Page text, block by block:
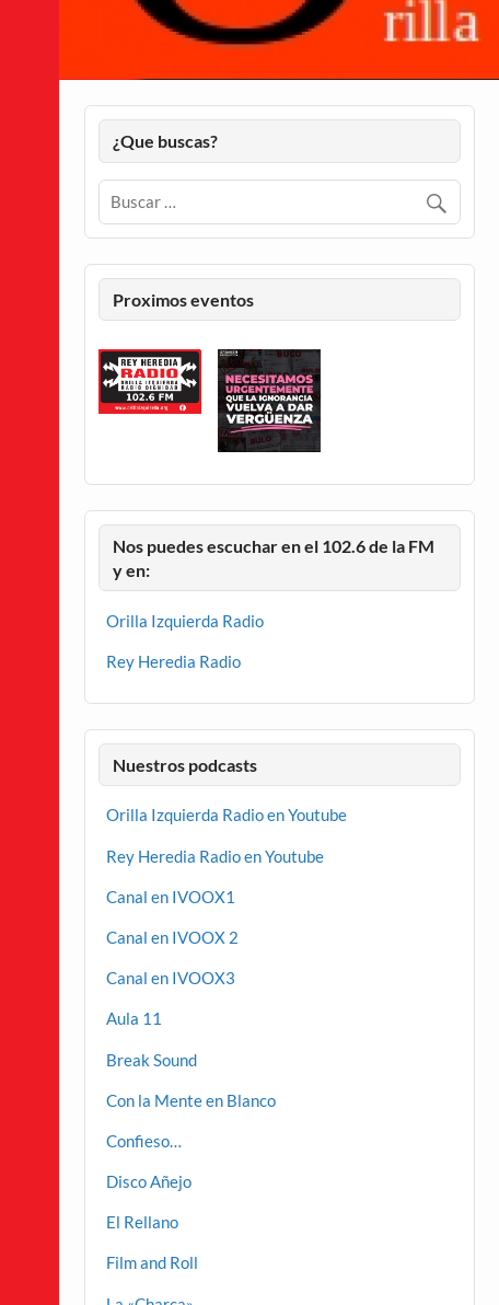
¿Que buscas?
Proximos eventos
Nos puedes escuchar en el 102.6 de la FM
y en:
Orilla Izquierda Radio
Rey Heredia Radio
Nuestros podcasts
Orilla Izquierda Radio en Youtube
Rey Heredia Radio en Youtube
Canal en IVOOX1
Canal en IVOOX 2
Canal en IVOOX3
Aula 11
Break Sound
Con la Mente en Blanco
Confieso…
Disco Añejo
El Rellano
Film and Roll